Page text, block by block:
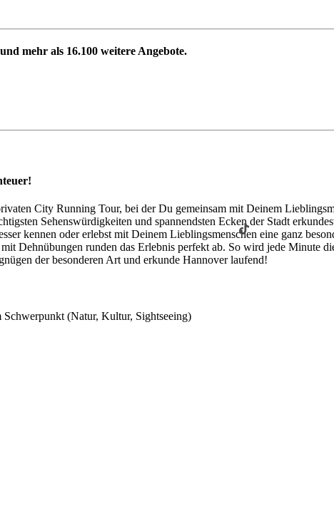
mehr als 16.100 weitere Angebote.
City Running Tour, bei der Du gemeinsam mit Deinem
Sehenswürdigkeiten und spannendsten Ecken der Stadt
kennen oder erlebst mit Deinem Lieblingsmenschen eine ganz
Dehnübungen runden das Erlebnis perfekt ab. So wird jede Minute
der besonderen Art und erkunde Hannover laufend!
(Natur, Kultur, Sightseeing)